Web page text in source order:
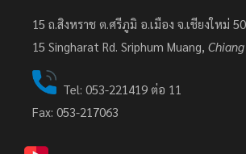
15 ถ.สิงหราช ต.ศรีภูมิ อ.เมือง จ.เชียงใหม่
15 Singharat Rd. Sriphum Muang,
Tel: 053-221419 ต่อ 11
Fax: 053-217063